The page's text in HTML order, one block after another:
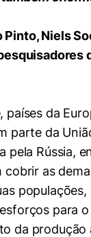
Pinto, Niels
países da
parte da
pela Rússia,
cobrir as
populações,
para o
da produção